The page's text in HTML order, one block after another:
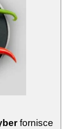
fornisce